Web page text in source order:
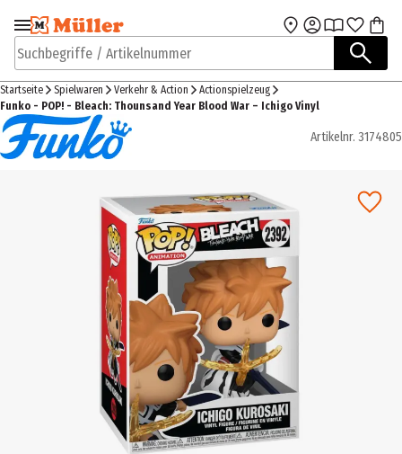
Zur Navigation
springen
Zum Hauptinhalt
Suchbegriffe / Artikelnummer
Startseite Spielwaren Verkehr & Action
Actionspielzeug
Funko - POP! - Bleach: Thounsand Year Blood War – Ichigo Vinyl
Artikelnr. 3174805